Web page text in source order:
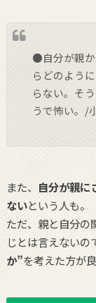
●自分が親か
らどのよう
らない。そ
うで怖い。/
また、 自分が親に
ないという人も。
ただ、親と自分の
じとは言えないの
か”を考えた方が